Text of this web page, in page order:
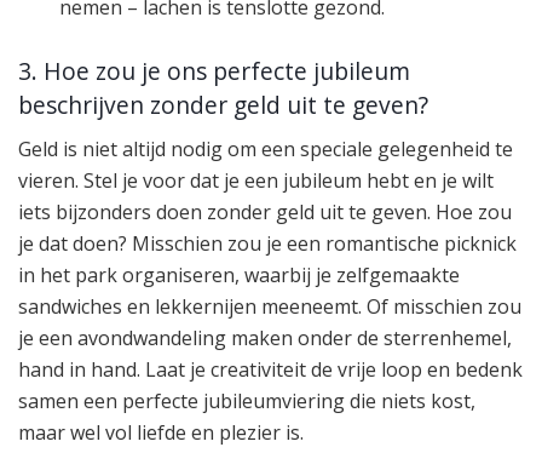
nemen – lachen is tenslotte gezond.
3. Hoe zou je ons perfecte jubileum
beschrijven zonder geld uit te geven?
Geld is niet altijd nodig om een speciale gelegenheid te
vieren. Stel je voor dat je een jubileum hebt en je wilt
iets bijzonders doen zonder geld uit te geven. Hoe zou
je dat doen? Misschien zou je een romantische picknick
in het park organiseren, waarbij je zelfgemaakte
sandwiches en lekkernijen meeneemt. Of misschien zou
je een avondwandeling maken onder de sterrenhemel,
hand in hand. Laat je creativiteit de vrije loop en bedenk
samen een perfecte jubileumviering die niets kost,
maar wel vol liefde en plezier is.